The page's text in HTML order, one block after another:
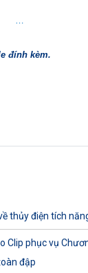
đính kèm.
thủy điện tích
Clip phục vụ
đập